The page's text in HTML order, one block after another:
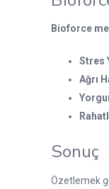
Bioforce
Stres
Ağrı
Sonuç
Özetlemek